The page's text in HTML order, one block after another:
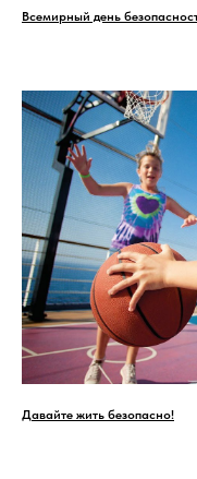
Всемирный день
Давайте жить безопасно!